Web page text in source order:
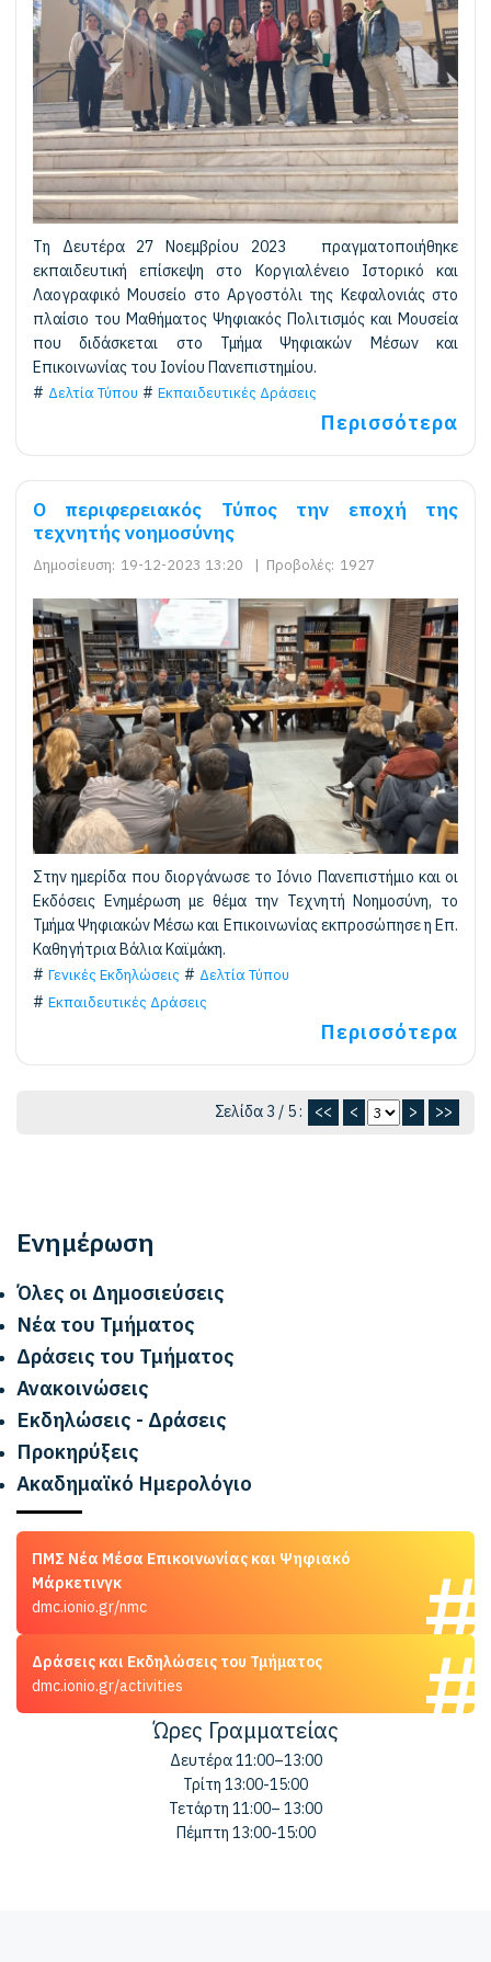
Τη Δευτέρα 27 Νοεμβρίου 2023 πραγματοποιήθηκε
εκπαιδευτική επίσκεψη στο Κοργιαλένειο Ιστορικό και
Λαογραφικό Μουσείο στο Αργοστόλι της Κεφαλονιάς στο
πλαίσιο του Μαθήματος Ψηφιακός Πολιτισμός και Μουσεία
που διδάσκεται στο Τμήμα Ψηφιακών Μέσων και
Επικοινωνίας του Ιονίου Πανεπιστημίου.
Δελτία Τύπου
Εκπαιδευτικές Δράσεις
Περισσότερα
Ο περιφερειακός Τύπος την εποχή της
τεχνητής νοημοσύνης
Δημοσίευση: 19-12-2023 13:20 | Προβολές: 1927
Στην ημερίδα που διοργάνωσε το Ιόνιο Πανεπιστήμιο και οι
Εκδόσεις Ενημέρωση με θέμα την Τεχνητή Νοημοσύνη, το
Τμήμα Ψηφιακών Μέσω και Επικοινωνίας εκπροσώπησε η Επ.
Καθηγήτρια Βάλια Καϊμάκη.
Γενικές Εκδηλώσεις
Δελτία Τύπου
Εκπαιδευτικές Δράσεις
Περισσότερα
Σελίδα 3 / 5 : << < > >>
Ενημέρωση
Όλες οι Δημοσιεύσεις
Νέα του Τμήματος
Δράσεις του Τμήματος
Ανακοινώσεις
Εκδηλώσεις - Δράσεις
Προκηρύξεις
Ακαδημαϊκό Ημερολόγιο
ΠΜΣ Νέα Μέσα Επικοινωνίας και Ψηφιακό
Μάρκετινγκ
dmc.ionio.gr/nmc
Δράσεις και Εκδηλώσεις του Τμήματος
dmc.ionio.gr/activities
Ώρες Γραμματείας
Δευτέρα 11:00–13:00
Τρίτη 13:00-15:00
Τετάρτη 11:00– 13:00
Πέμπτη 13:00-15:00